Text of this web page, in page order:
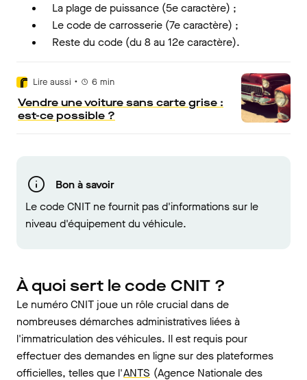
La plage de puissance (5e caractère) ;
Le code de carrosserie (7e caractère) ;
Reste du code (du 8 au 12e caractère).
Lire aussi • 6 min
Vendre une voiture sans carte grise :
est-ce possible ?
Bon à savoir
Le code CNIT ne fournit pas d'informations sur le
niveau d'équipement du véhicule.
À quoi sert le code CNIT ?
Le numéro CNIT joue un rôle crucial dans de
nombreuses démarches administratives liées à
l'immatriculation des véhicules. Il est requis pour
effectuer des demandes en ligne sur des plateformes
officielles, telles que l'ANTS (Agence Nationale des